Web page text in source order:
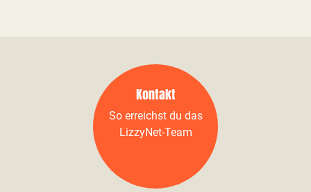
Kontakt
So erreichst du das
LizzyNet-Team